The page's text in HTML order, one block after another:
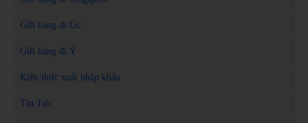
Gửi hàng đi Úc
Gửi hàng đi Ý
Kiến thức xuất nhập khẩu
Tin Tức